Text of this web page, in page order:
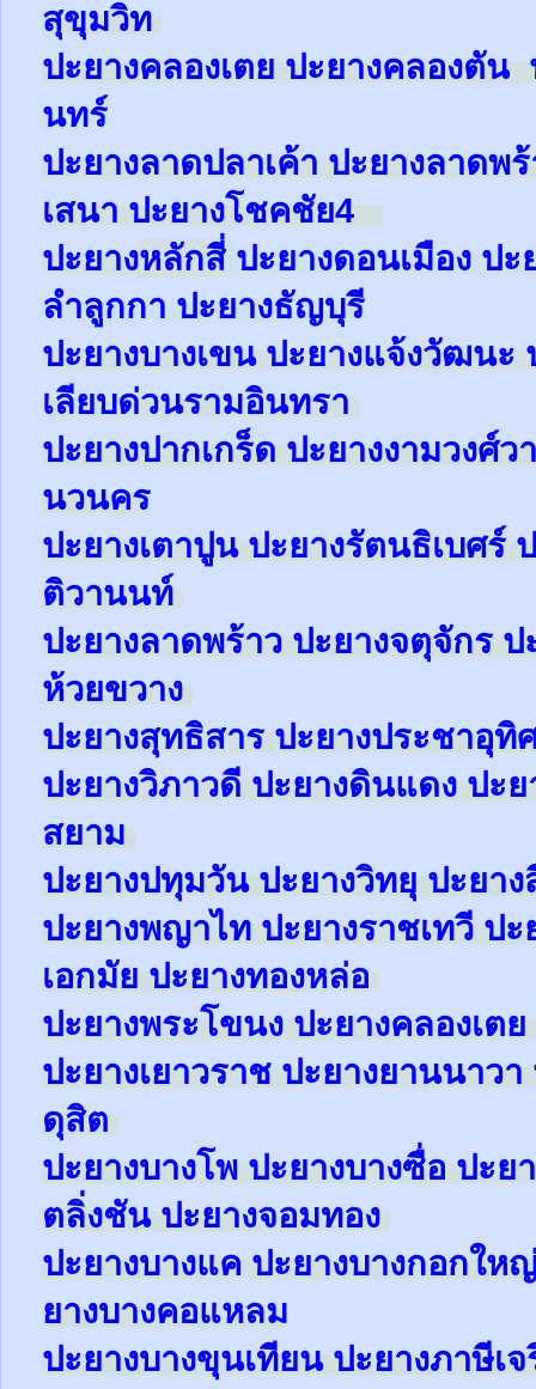
สุขุมวิท
ปะยางคลองเตยปะยางคลองตัน
นทร์
ปะยางลาดปลาเค้าปะยางลาดพ
เสนาปะยางโชคชัย4
ปะยางหลักสี่ ปะยางดอนเมือง ปะ
ลำลูกกา ปะยางธัญบุรี
ปะยางบางเขนปะยางแจ้งวัฒนะ
เลียบด่วนรามอินทรา
ปะยางปากเกร็ดปะยางงามวงศ์ว
นวนคร
ปะยางเตาปูนปะยางรัตนธิเบศร์
ติวานนท์
ปะยางลาดพร้าวปะยางจตุจักรป
ห้วยขวาง
ปะยางสุทธิสารปะยางประชาอุทิ
ปะยางวิภาวดีปะยางดินแดงปะย
สยาม
ปะยางปทุมวันปะยางวิทยุปะยาง
ปะยางพญาไทปะยางราชเทวีปะ
เอกมัยปะยางทองหล่อ
ปะยางพระโขนงปะยางคลองเตย
ปะยางเยาวราชปะยางยานนาวา
ดุสิต
ปะยางบางโพปะยางบางซื่อปะย
ตลิ่งชันปะยางจอมทอง
ปะยางบางแคปะยางบางกอกให
ยางบางคอแหลม
ปะยางบางขุนเทียนปะยางภาษีเ